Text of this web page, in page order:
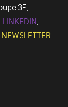
3E,
LINKEDIN,
NEWSLETTER